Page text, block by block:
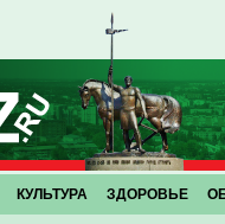
КУЛЬТУРА ЗДОРОВЬЕ